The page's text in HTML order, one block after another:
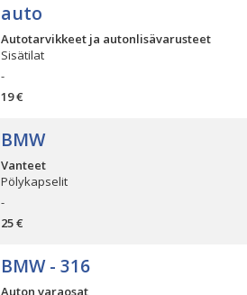
auto
Autotarvikkeet ja autonlisävarusteet
Sisätilat
-
19 €
BMW
Vanteet
Pölykapselit
-
25 €
BMW - 316
Auton varaosat